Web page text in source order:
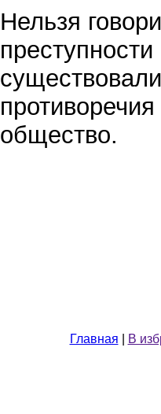
Нельзя
общество.
Главная В